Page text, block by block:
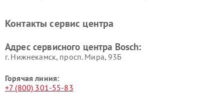
Ремонт сушильных автоматовРемонт морозильных камер
Контакты сервис центра
Адрес сервисного центра Bosch:
г. Нижнекамск, просп. Мира, 93Б
Горячая линия:
+7 (800) 301-55-83